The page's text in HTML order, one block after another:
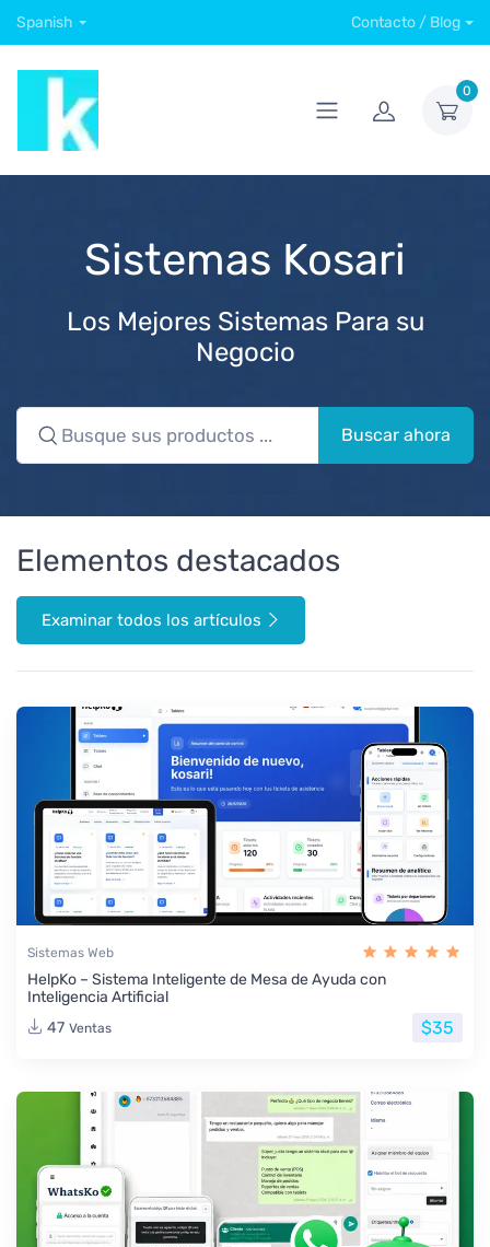
Spanish Contacto / Blog
0
Sistemas Kosari
Los Mejores Sistemas Para su
Negocio
Buscar ahora
Elementos destacados
Examinar todos los artículos
Sistemas Web
HelpKo – Sistema Inteligente de Mesa de Ayuda con
Inteligencia Artificial
47 Ventas $35